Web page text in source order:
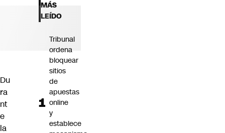
Du
ra
nt
e
la
MÁS
LEÍDO
Tribunal
ordena
bloquear
sitios
de
apuestas
online
y
establece